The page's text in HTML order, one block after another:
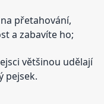
přetahování,
a zabavíte ho;
většinou udělají
pejsek.